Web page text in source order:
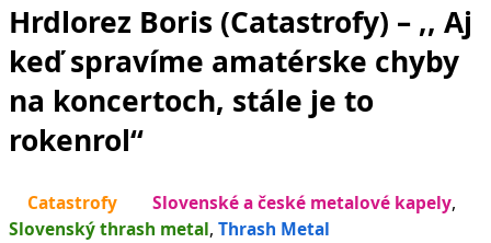
Hrdlorez Boris (Catastrofy) – ,, Aj
keď spravíme amatérske chyby
na koncertoch, stále je to
rokenrol“
Catastrofy Slovenské a české metalové kapely,
Slovenský thrash metal, Thrash Metal